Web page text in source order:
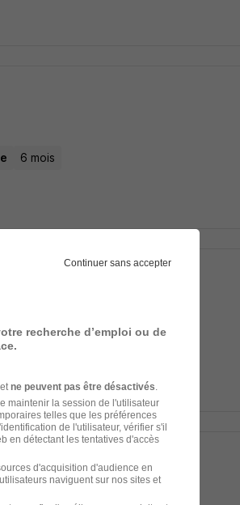
6 mois
Continuer sans accepter
recherche d’emploi ou de
ne peuvent pas être désactivés
maintenir la session de l'utilisateur
telles que les préférences
de l'utilisateur, vérifier s'il
en détectant les tentatives d'accès
d'acquisition d'audience en
naviguent sur nos sites et